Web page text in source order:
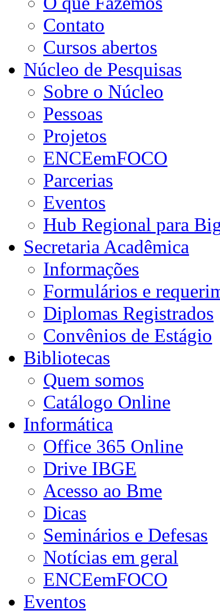
Contato
Cursos abertos
Núcleo de Pesquisas
Sobre o Núcleo
Pessoas
Projetos
ENCEemFOCO
Parcerias
Eventos
Hub Regional para
Secretaria Acadêmica
Informações
Formulários e
Diplomas Registrados
Convênios de Estágio
Bibliotecas
Quem somos
Catálogo Online
Informática
Office 365 Online
Drive IBGE
Acesso ao Bme
Dicas
Seminários e Defesas
Notícias em geral
ENCEemFOCO
Eventos